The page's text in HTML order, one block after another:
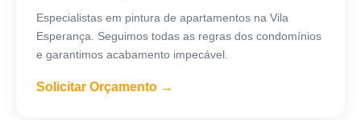
Especialistas em pintura de apartamentos na Vila
Esperança. Seguimos todas as regras dos condomínios
e garantimos acabamento impecável.
Solicitar Orçamento →